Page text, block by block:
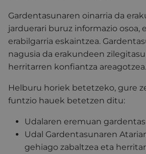
Gardentasunaren oinarria da
jarduerari buruz informazio osoa,
erabilgarria eskaintzea.
nagusia da erakundeen
herritarren konfiantza areagotzea.
Helburu horiek betetzeko, gure
funtzio hauek betetzen ditu:
Udalaren eremuan
Udal Gardentasunaren
gehiago zabaltzea eta